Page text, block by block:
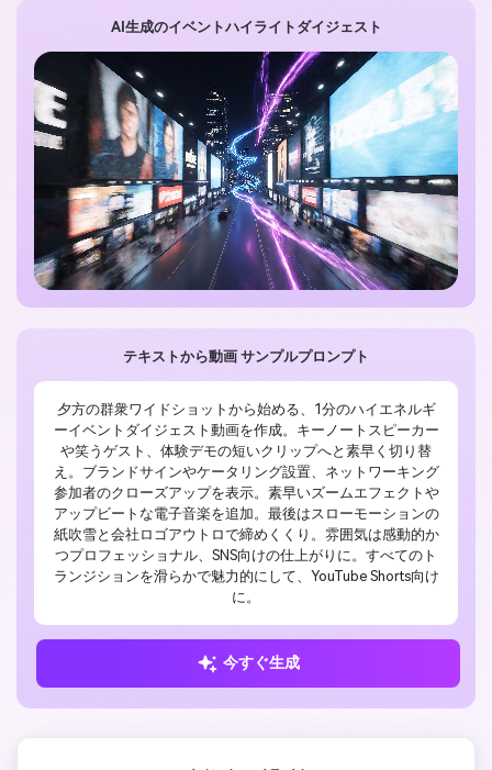
テキストから動画 サンプルプロンプト
夕方の群衆ワイドショットから始める、1分のハイエネルギ
ーイベントダイジェスト動画を作成。キーノートスピーカー
や笑うゲスト、体験デモの短いクリップへと素早く切り替
え。ブランドサインやケータリング設置、ネットワーキング
参加者のクローズアップを表示。素早いズームエフェクトや
アップビートな電子音楽を追加。最後はスローモーションの
紙吹雪と会社ロゴアウトロで締めくくり。雰囲気は感動的か
つプロフェッショナル、SNS向けの仕上がりに。すべてのト
ランジションを滑らかで魅力的にして、YouTube Shorts向け
に。
今すぐ生成
AI生成のイベントハイライトダイジェスト